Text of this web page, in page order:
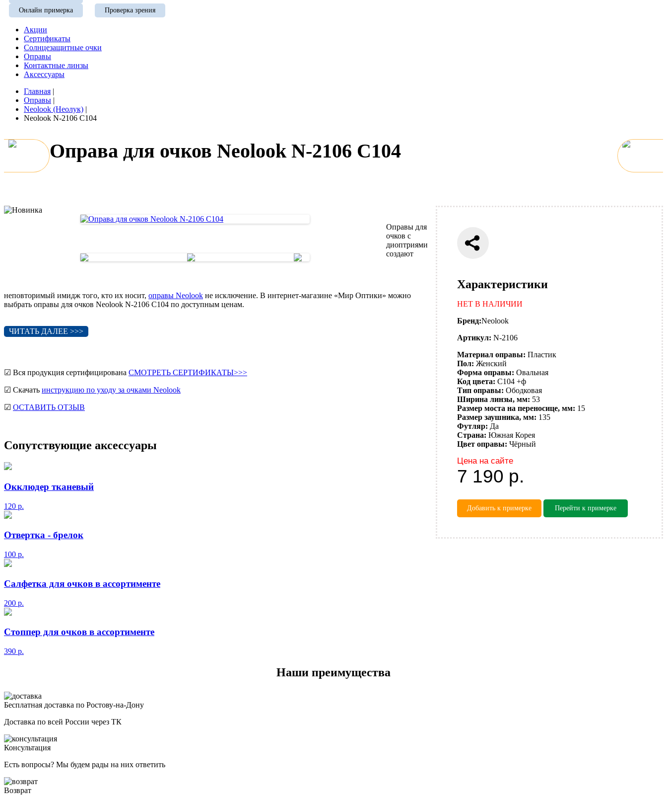
Онлайн примерка Проверка зрения
Акции
Сертификаты
Солнцезащитные очки
Оправы
Контактные линзы
Аксессуары
Главная |
Оправы |
Neolook (Неолук) |
Neolook N-2106 C104
Оправа для очков Neolook N-2106 C104
Характеристики
НЕТ В НАЛИЧИИ
Бренд:Neolook
Артикул: N-2106
Материал оправы: Пластик
Пол: Женский
Форма оправы: Овальная
Код цвета: C104 +ф
Тип оправы: Ободковая
Ширина линзы, мм: 53
Размер моста на переносице, мм: 15
Размер заушника, мм: 135
Футляр: Да
Страна: Южная Корея
Цвет оправы: Чёрный
Цена на сайте
7 190 р.
Добавить к примерке Перейти к примерке
Оправы для
очков с
диоптриями
создают
неповторимый имидж того, кто их носит, оправы Neolook не исключение. В интернет-магазине «Мир Оптики» можно
выбрать оправы для очков Neolook N-2106 C104 по доступным ценам.
ЧИТАТЬ ДАЛЕЕ >>>
☑ Вся продукция сертифицирована СМОТРЕТЬ СЕРТИФИКАТЫ>>>
☑ Скачать инструкцию по уходу за очками Neolook
☑ ОСТАВИТЬ ОТЗЫВ
Сопутствующие аксессуары
Окклюдер тканевый
120 р.
Отвертка - брелок
100 р.
Салфетка для очков в ассортименте
200 р.
Стоппер для очков в ассортименте
390 р.
Наши преимущества
Бесплатная доставка по Ростову-на-Дону
Доставка по всей России через ТК
Консультация
Есть вопросы? Мы будем рады на них ответить
Возврат